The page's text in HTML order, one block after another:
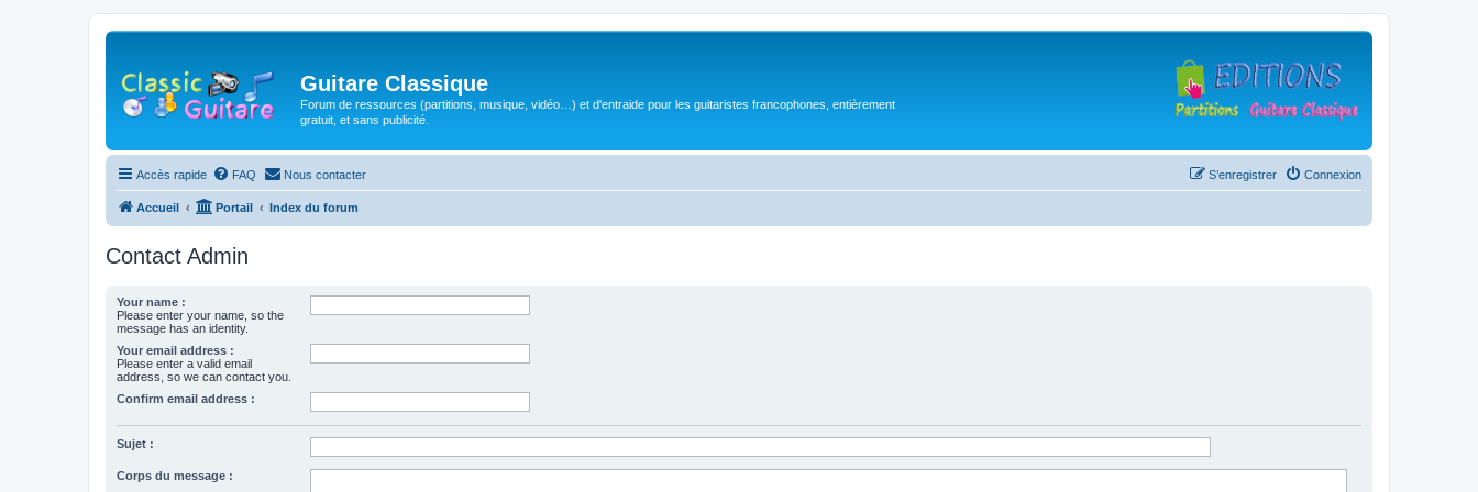
Guitare Classique
Forum de ressources (partitions, musique, vidéo…) et d'entraide pour les guitaristes francophones, entièrement
gratuit, et sans publicité.
Accès rapide FAQ Nous contacter Connexion
S’enregistrer
Accueil Portail Index du forum
Contact Admin
Your name :
Please enter your name, so the
message has an identity.
Your email address :
Please enter a valid email
address, so we can contact you.
Confirm email address :
Sujet :
Corps du message :